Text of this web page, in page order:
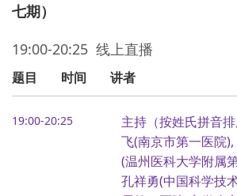
七期）
19:00-20:25 线上直播
题目 时间 讲者
19:00-20:25
主持（按姓氏拼音
飞(南京市第一医院),
(温州医科大学附属
孔祥勇(中国科学技